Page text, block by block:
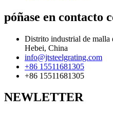
póñase en contacto
Distrito industrial de malla
Hebei, China
info@jtsteelgrating.com
+86 15511681305
+86 15511681305
NEWLETTER